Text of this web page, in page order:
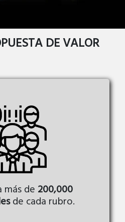
DE VALOR
más de 200,000
de cada rubro.